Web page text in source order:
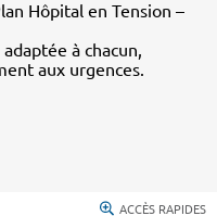
Hôpital en Tension –
à chacun,
aux urgences.
ACCÈS RAPIDES